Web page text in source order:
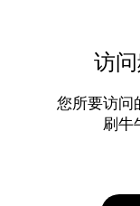
访
您所要访问
刷牛